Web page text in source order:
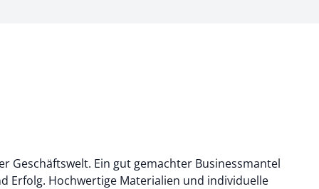
Geschäftswelt. Ein gut gemachter Businessmantel
Erfolg. Hochwertige Materialien und individuelle